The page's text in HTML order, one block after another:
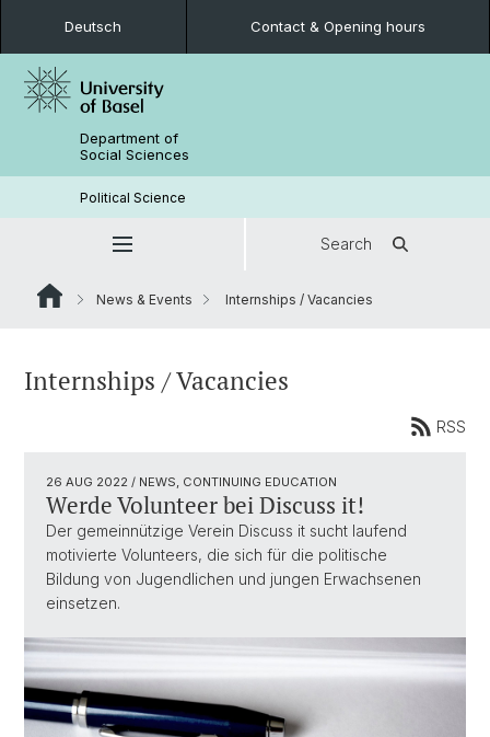
Deutsch Contact & Opening hours
Department of
Social Sciences
Political Science
Search
News & Events Internships / Vacancies
Internships / Vacancies
RSS
26 AUG 2022 / NEWS, CONTINUING EDUCATION
Werde Volunteer bei Discuss it!
Der gemeinnützige Verein Discuss it sucht laufend
motivierte Volunteers, die sich für die politische
Bildung von Jugendlichen und jungen Erwachsenen
einsetzen.